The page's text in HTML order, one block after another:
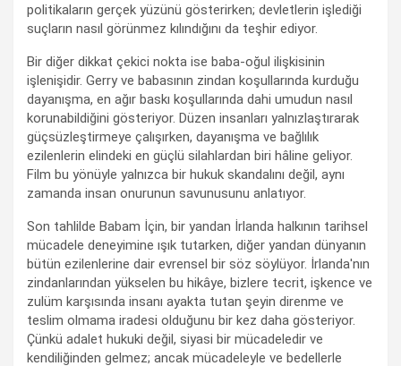
politikaların gerçek yüzünü gösterirken; devletlerin işlediği
suçların nasıl görünmez kılındığını da teşhir ediyor.
Bir diğer dikkat çekici nokta ise baba-oğul ilişkisinin
işlenişidir. Gerry ve babasının zindan koşullarında kurduğu
dayanışma, en ağır baskı koşullarında dahi umudun nasıl
korunabildiğini gösteriyor. Düzen insanları yalnızlaştırarak
güçsüzleştirmeye çalışırken, dayanışma ve bağlılık
ezilenlerin elindeki en güçlü silahlardan biri hâline geliyor.
Film bu yönüyle yalnızca bir hukuk skandalını değil, aynı
zamanda insan onurunun savunusunu anlatıyor.
Son tahlilde Babam İçin, bir yandan İrlanda halkının tarihsel
mücadele deneyimine ışık tutarken, diğer yandan dünyanın
bütün ezilenlerine dair evrensel bir söz söylüyor. İrlanda'nın
zindanlarından yükselen bu hikâye, bizlere tecrit, işkence ve
zulüm karşısında insanı ayakta tutan şeyin direnme ve
teslim olmama iradesi olduğunu bir kez daha gösteriyor.
Çünkü adalet hukuki değil, siyasi bir mücadeledir ve
kendiliğinden gelmez; ancak mücadeleyle ve bedellerle